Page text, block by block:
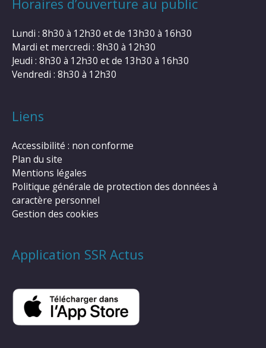
Horaires d’ouverture au public
Lundi : 8h30 à 12h30 et de 13h30 à 16h30
Mardi et mercredi : 8h30 à 12h30
Jeudi : 8h30 à 12h30 et de 13h30 à 16h30
Vendredi : 8h30 à 12h30
Liens
Accessibilité : non conforme
Plan du site
Mentions légales
Politique générale de protection des données à
caractère personnel
Gestion des cookies
Application SSR Actus